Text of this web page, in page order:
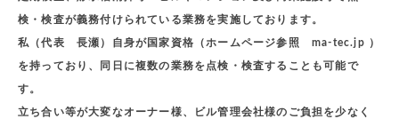
検・検査が義務付けられている業務を実施しております。
私（代表 長瀬）自身が国家資格（ホームページ参照 ma-tec.jp ）
を持っており、同日に複数の業務を点検・検査することも可能で
す。
立ち合い等が大変なオーナー様、ビル管理会社様のご負担を少なく